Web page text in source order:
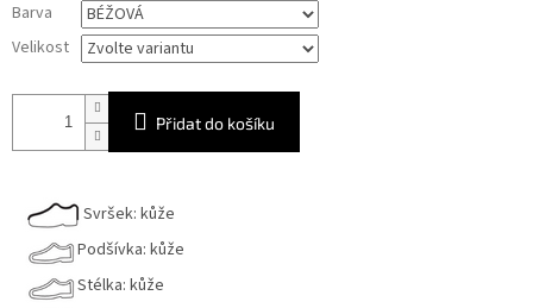
cena:
Barva
Velikost
Přidat do košíku
Svršek: kůže
Podšívka: kůže
Stélka: kůže